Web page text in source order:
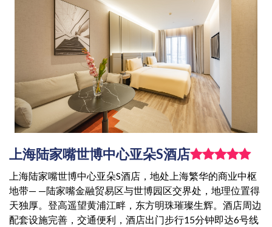
上海陆家嘴世博中心亚朵S酒店
上海陆家嘴世博中心亚朵S酒店，地处上海繁华的商业中枢
地带— —陆家嘴金融贸易区与世博园区交界处，地理位置得
天独厚。登高遥望黄浦江畔，东方明珠璀璨生辉。酒店周边
配套设施完善，交通便利，酒店出门步行15分钟即达6号线